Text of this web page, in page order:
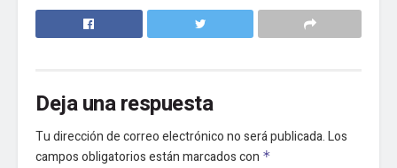
Deja una respuesta
Tu dirección de correo electrónico no será publicada.Los
campos obligatorios están marcados con *